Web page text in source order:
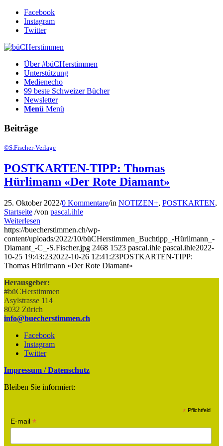
Facebook
Instagram
Twitter
Über #büCHerstimmen
Unterstützung
Medienecho
99 beste Schweizer Bücher
Newsletter
Menü Menü
Beiträge
©S.Fischer-Verlage
POSTKARTEN-TIPP: Thomas
Hürlimann «Der Rote Diamant»
25. Oktober 2022/0 Kommentare/in NOTIZEN+, POSTKARTEN,
Startseite /von pascal.ihle
Weiterlesen
https://buecherstimmen.ch/wp-
content/uploads/2022/10/büCHerstimmen_Buchtipp_-Hürlimann_-
Diamant_-C_-S.Fischer.jpg 2468 1523 pascal.ihle pascal.ihle2022-
10-25 19:43:232022-10-26 12:41:23POSTKARTEN-TIPP:
Thomas Hürlimann «Der Rote Diamant»
Herausgeber:
#büCHerstimmen
Asylstrasse 114
8032 Zürich
info@buecherstimmen.ch
Facebook
Instagram
Twitter
Impressum / Datenschutz
Bleiben Sie informiert:
* Pflichtfeld
E-mail *